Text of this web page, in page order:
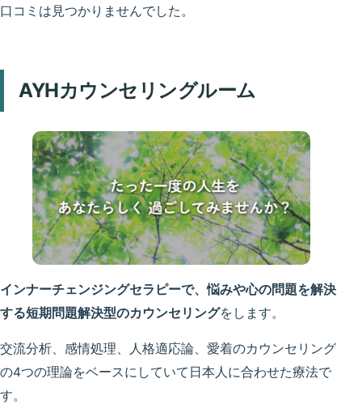
口コミは見つかりませんでした。
AYHカウンセリングルーム
インナーチェンジングセラピーで、悩みや心の問題を解決
する短期問題解決型のカウンセリングをします。
交流分析、感情処理、人格適応論、愛着のカウンセリング
の4つの理論をベースにしていて日本人に合わせた療法で
す。